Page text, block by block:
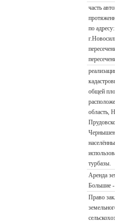
часть
по
общей
область,
турбазы.
Аренда
Большие
Право